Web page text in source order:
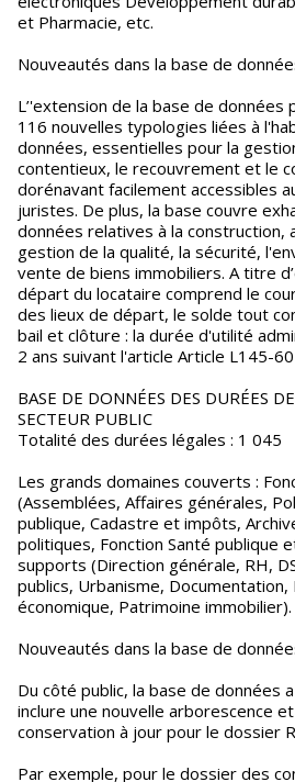
et Pharmacie, etc.
Nouveautés dans la base de
L’'extension de la base de données
116 nouvelles typologies liées à
données, essentielles pour la
contentieux, le recouvrement et le
dorénavant facilement accessibles
juristes. De plus, la base couvre
données relatives à la construction,
gestion de la qualité, la sécurité,
vente de biens immobiliers. A titre
départ du locataire comprend le
des lieux de départ, le solde tout
bail et clôture : la durée d'utilité
2 ans suivant l'article Article L145-
BASE DE DONNÉES DES DURÉES
SECTEUR PUBLIC
Totalité des durées légales : 1 045
Les grands domaines couverts :
(Assemblées, Affaires générales,
publique, Cadastre et impôts,
politiques, Fonction Santé publique
supports (Direction générale, RH,
publics, Urbanisme,
économique, Patrimoine immobilier).
Nouveautés dans la base de
Du côté public, la base de données
inclure une nouvelle arborescence
conservation à jour pour le dossier
Par exemple, pour le dossier des